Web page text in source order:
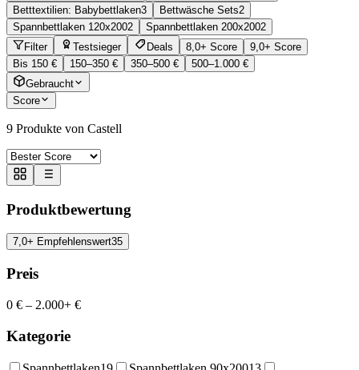
Betttextilien: Babybettlaken3 Bettwäsche Sets2
Spannbettlaken 120x2002 Spannbettlaken 200x2002
Filter
Testsieger Deals 8,0+ Score
9,0+ Score
Bis 150 €
150–350 € 350–500 €
500–1.000 €
Gebraucht
Score
9 Produkte von Castell
Produktbewertung
7,0+ Empfehlenswert35
Preis
0 € – 2.000+ €
Kategorie